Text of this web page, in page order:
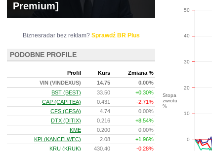
Stopa
zwrotu
%
0
10
20
30
40
50
Premium]
Biznesradar bez reklam? Sprawdź BR Plus
PODOBNE PROFILE
Profil Kurs
Zmiana %
VIN (VINDEXUS)
14.75
0.00%
BST (BEST)
33.50
+0.30%
CAP (CAPITEA)
0.431
-2.71%
CFS (CFSA)
4.74
0.00%
DTX (DITIX)
0.216
+8.54%
KME
0.200
0.00%
KPI (KANCELWEC)
2.08
+1.96%
KRU (KRUK)
430.40 -0.28%